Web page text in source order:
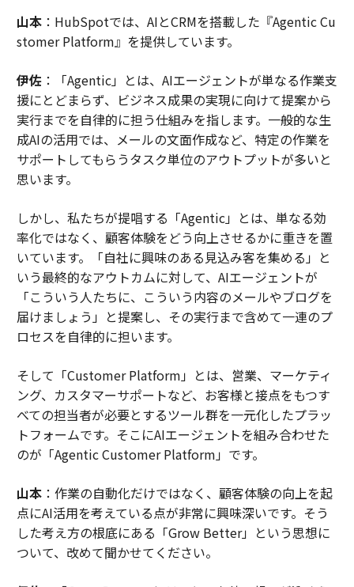
山本：HubSpotでは、AIとCRMを搭載した『Agentic Cu
stomer Platform』を提供しています。
伊佐：「Agentic」とは、AIエージェントが単なる作業支
援にとどまらず、ビジネス成果の実現に向けて提案から
実行までを自律的に担う仕組みを指します。一般的な生
成AIの活用では、メールの文面作成など、特定の作業を
サポートしてもらうタスク単位のアウトプットが多いと
思います。
しかし、私たちが提唱する「Agentic」とは、単なる効
率化ではなく、顧客体験をどう向上させるかに重きを置
いています。「自社に興味のある見込み客を集める」と
いう最終的なアウトカムに対して、AIエージェントが
「こういう人たちに、こういう内容のメールやブログを
届けましょう」と提案し、その実行まで含めて一連のプ
ロセスを自律的に担います。
そして「Customer Platform」とは、営業、マーケティ
ング、カスタマーサポートなど、お客様と接点をもつす
べての担当者が必要とするツール群を一元化したプラッ
トフォームです。そこにAIエージェントを組み合わせた
のが「Agentic Customer Platform」です。
山本：作業の自動化だけではなく、顧客体験の向上を起
点にAI活用を考えている点が非常に興味深いです。そう
した考え方の根底にある「Grow Better」という思想に
ついて、改めて聞かせてください。